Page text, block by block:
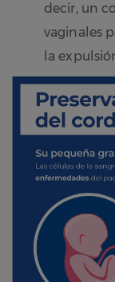
decir, un
vaginales
la